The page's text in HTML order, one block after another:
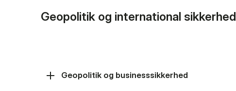
Geopolitik og international sikkerhed
Geopolitik og businesssikkerhed